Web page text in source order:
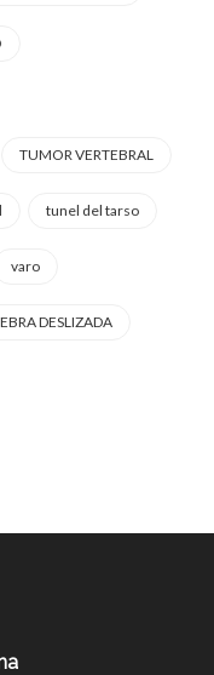
TUMOR VERTEBRAL
tunel del tarso
varo
DESLIZADA